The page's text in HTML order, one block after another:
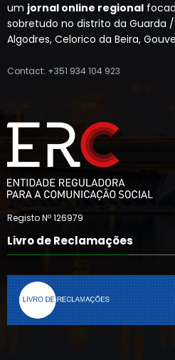
um jornal online regional
sobretudo no distrito da Guarda
Algodres, Celorico da Beira,
Contact: +351 934 104 923
Registo Nº 126979
Livro de Reclamações